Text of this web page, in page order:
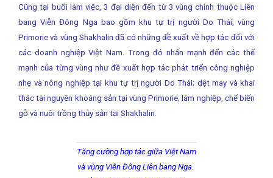
Cũng tại buổi làm việc, 3 đại diện đến từ 3 vùng chính thuộc Liên
bang Viễn Đông Nga bao gồm khu tự trị người Do Thái, vùng
Primorie và vùng Shakhalin đã có những đề xuất về hợp tác đối với
các doanh nghiệp Việt Nam. Trong đó nhấn mạnh đến các thế
mạnh của từng vùng như đề xuất hợp tác phát triển công nghiệp
nhẹ và nông nghiệp tại khu tự trị người Do Thái; dệt may và khai
thác tài nguyên khoáng sản tại vùng Primorie; lâm nghiệp, chế biến
gỗ và nuôi trồng thủy sản tại Shakhalin.
Tăng cường hợp tác giữa Việt Nam
và vùng Viễn Đông Liên bang Nga.